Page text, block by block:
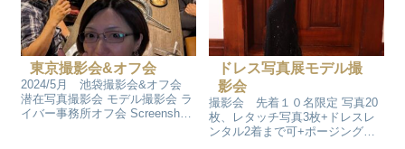
東京撮影会&オフ会
2024/5月 池袋撮影会&オフ会
潜在写真撮影会 モデル撮影会 ラ
イバー事務所オフ会 Screenshot
ドレス写真展モデル撮
影会
撮影会 先着１０名限定 写真20
枚、レタッチ写真3枚+ドレスレ
ンタル2着まで可+ポージングレ